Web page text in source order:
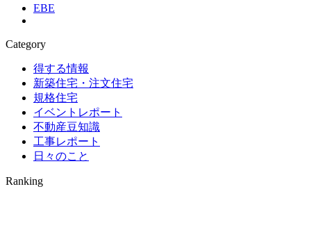
EBE
Category
得する情報
新築住宅・注文住宅
規格住宅
イベントレポート
不動産豆知識
工事レポート
日々のこと
Ranking